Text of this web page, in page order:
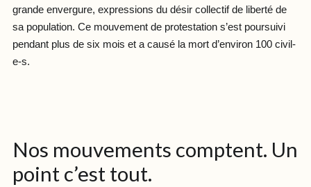
grande envergure, expressions du désir collectif de liberté de
sa population. Ce mouvement de protestation s’est poursuivi
pendant plus de six mois et a causé la mort d’environ 100 civil-
e-s.
Nos mouvements comptent. Un
point c’est tout.